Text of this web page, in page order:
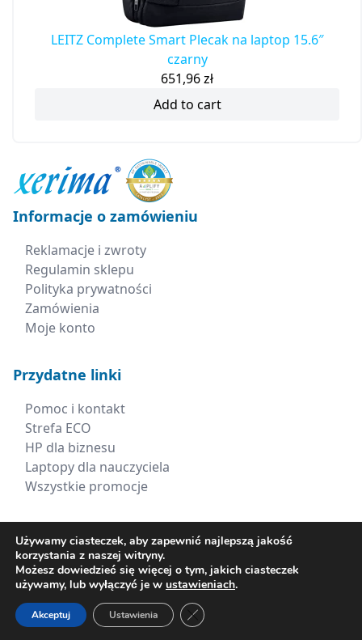
LEITZ Complete Smart Plecak na laptop 15.6″
czarny
651,96zł
Add to cart
Informacje o zamówieniu
Reklamacje i zwroty
Regulamin sklepu
Polityka prywatności
Zamówienia
Moje konto
Przydatne linki
Pomoc i kontakt
Strefa ECO
HP dla biznesu
Laptopy dla nauczyciela
Wszystkie promocje
Kontakt
+48 660 538 617
sklep@xerima.com.pl
Używamy ciasteczek, aby zapewnić najlepszą jakość
korzystania z naszej witryny.
Możesz dowiedzieć się więcej o tym, jakich ciasteczek
używamy, lub wyłączyć je w ustawieniach.
Akceptuj Ustawienia Zamknij panel powiadomień o